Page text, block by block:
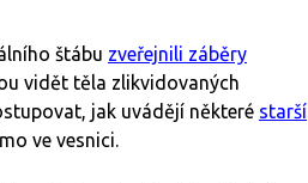
štábu zveřejnili záběry
vidět těla zlikvidovaných
jak uvádějí některé starší
ve vesnici.